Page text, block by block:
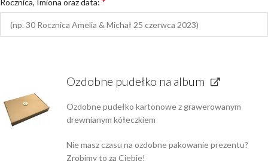
Rocznica, Imiona oraz data:
Ozdobne pudełko na album
Ozdobne pudełko kartonowe z grawerowanym
drewnianym kółeczkiem
Nie masz czasu na ozdobne pakowanie prezentu?
Zrobimy to za Ciebie!